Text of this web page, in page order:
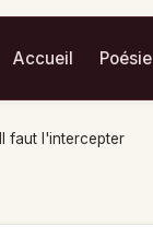
Accueil Poésie
Il faut l'intercepter